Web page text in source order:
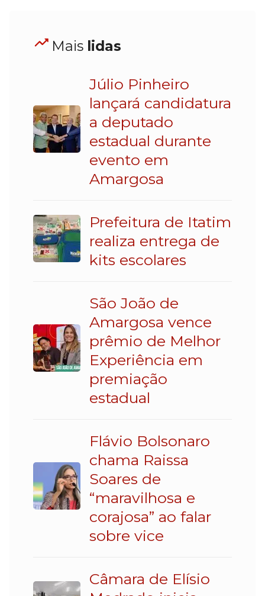
Mais lidas
Júlio Pinheiro
lançará candidatura
a deputado
estadual durante
evento em
Amargosa
Prefeitura de Itatim
realiza entrega de
kits escolares
São João de
Amargosa vence
prêmio de Melhor
Experiência em
premiação
estadual
Flávio Bolsonaro
chama Raissa
Soares de
“maravilhosa e
corajosa” ao falar
sobre vice
Câmara de Elísio